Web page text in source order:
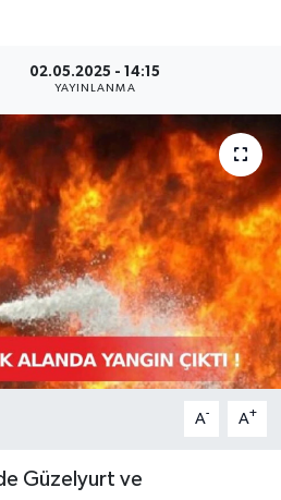
02.05.2025 - 14:15
YAYINLANMA
A- A+
Güzelyurt ve